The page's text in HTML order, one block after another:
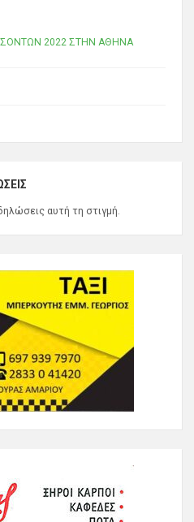
2022 ΣΤΗΝ ΑΘΗΝΑ
αυτή τη στιγμή.